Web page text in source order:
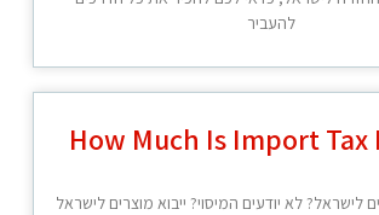
להעביר
How Much Is Import Tax
לישראל? לא יודעים המיסוי? ייבוא מוצרים לישראל